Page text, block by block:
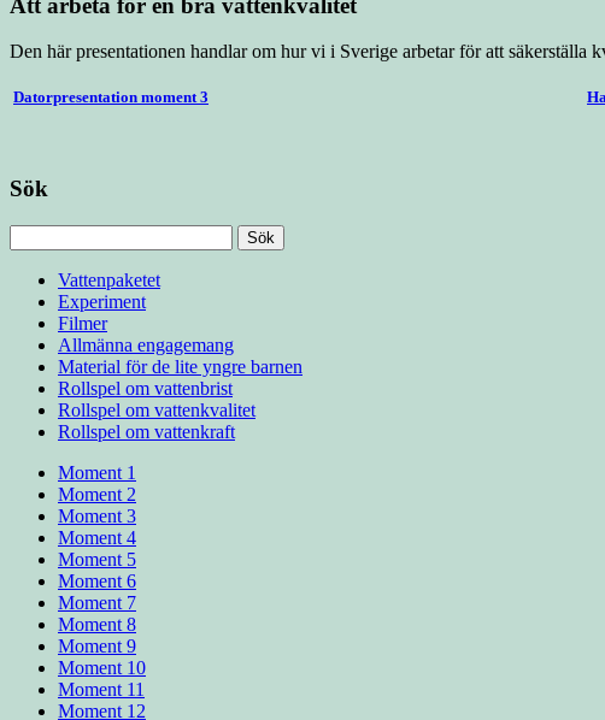
Den här presentationen handlar om hur vi i Sverige arbetar för att säkerställa
Datorpresentation moment 3
Sök
efter:
Vattenpaketet
Experiment
Filmer
Allmänna engagemang
Material för de lite yngre barnen
Rollspel om vattenbrist
Rollspel om vattenkvalitet
Rollspel om vattenkraft
Moment 1
Moment 2
Moment 3
Moment 4
Moment 5
Moment 6
Moment 7
Moment 8
Moment 9
Moment 10
Moment 11
Moment 12